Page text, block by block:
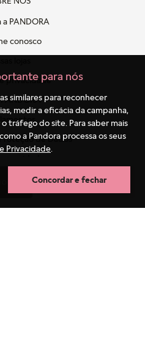
para nós
similares para reconhecer
medir a eficácia da campanha,
tráfego do site. Para saber mais
a Pandora processa os seus
Privacidade
Concordar e fechar